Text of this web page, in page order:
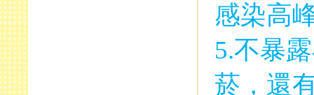
感染高
5.不暴
菸，還